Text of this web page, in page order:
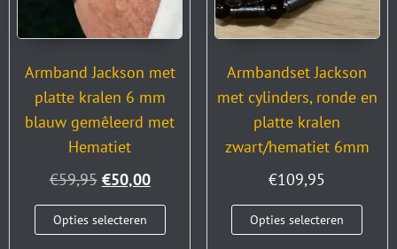
Armband Jackson met
platte kralen 6 mm
blauw gemêleerd met
Hematiet
€59,95 €50,00
Opties selecteren
Armbandset Jackson
met cylinders, ronde en
platte kralen
zwart/hematiet 6mm
€109,95
Opties selecteren